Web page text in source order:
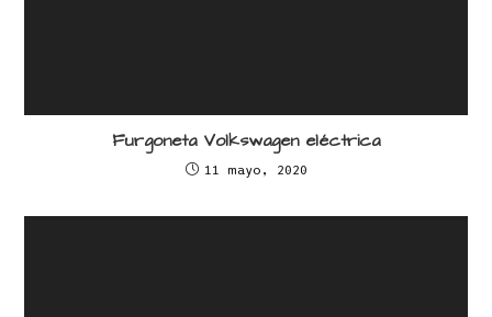
Furgoneta Volkswagen eléctrica
11 mayo, 2020